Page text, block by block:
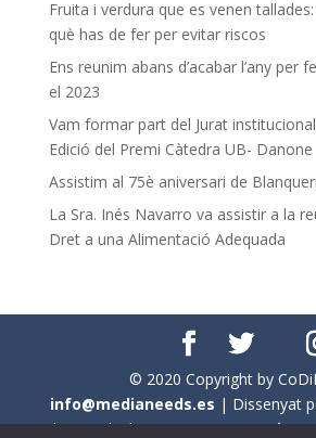
Fruita i verdura que es venen
què has de fer per evitar riscos
Ens reunim abans d’acabar l’any per
el 2023
Vam formar part del Jurat
Edició del Premi Càtedra UB- Danone
Assistim al 75è aniversari de
La Sra. Inés Navarro va assistir a la
Dret a una Alimentació Adequada
© 2020 Copyright by
info@medianeeds.es | Dissenyat
| Tots els drets reservats a